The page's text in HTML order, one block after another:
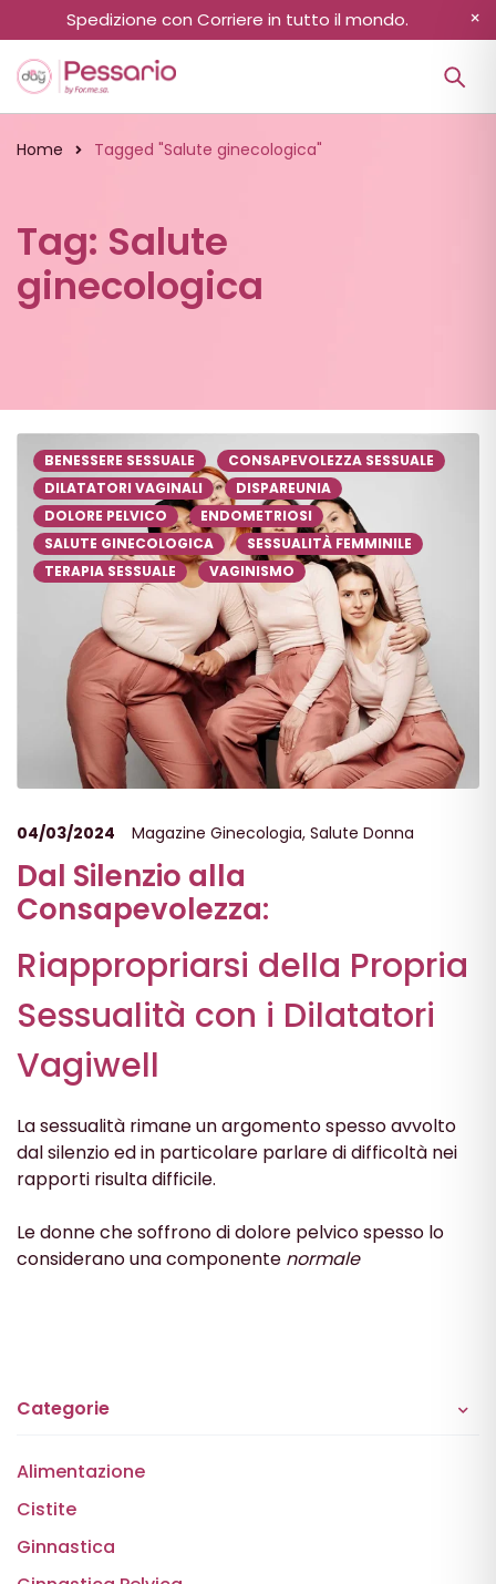
Spedizione con Corriere in tutto il mondo.
Home Tagged "Salute ginecologica"
Tag: Salute
ginecologica
BENESSERE SESSUALE
CONSAPEVOLEZZA SESSUALE
DILATATORI VAGINALI
DISPAREUNIA
DOLORE PELVICO
ENDOMETRIOSI
SALUTE GINECOLOGICA
SESSUALITÀ FEMMINILE
TERAPIA SESSUALE
VAGINISMO
04/03/2024 Magazine Ginecologia, Salute Donna
Dal Silenzio alla
Consapevolezza:
Riappropriarsi della Propria
Sessualità con i Dilatatori
Vagiwell
La sessualità rimane un argomento spesso avvolto
dal silenzio ed in particolare parlare di difficoltà nei
rapporti risulta difficile.
Le donne che soffrono di dolore pelvico spesso lo
considerano una componente normale
Categorie
Alimentazione
Cistite
Ginnastica